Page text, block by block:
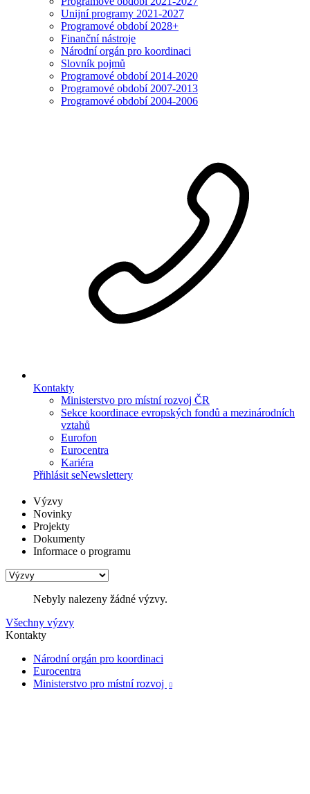
Unijní programy 2021-2027
Programové období 2028+
Finanční nástroje
Národní orgán pro koordinaci
Slovník pojmů
Programové období 2014-2020
Programové období 2007-2013
Programové období 2004-2006
Kontakty
Ministerstvo pro místní rozvoj ČR
Sekce koordinace evropských fondů a mezinárodních
vztahů
Eurofon
Eurocentra
Kariéra
Přihlásit seNewslettery
Výzvy
Novinky
Projekty
Dokumenty
Informace o programu
Nebyly nalezeny žádné výzvy.
Všechny výzvy
Kontakty
Národní orgán pro koordinaci
Eurocentra
Ministerstvo pro místní rozvoj
